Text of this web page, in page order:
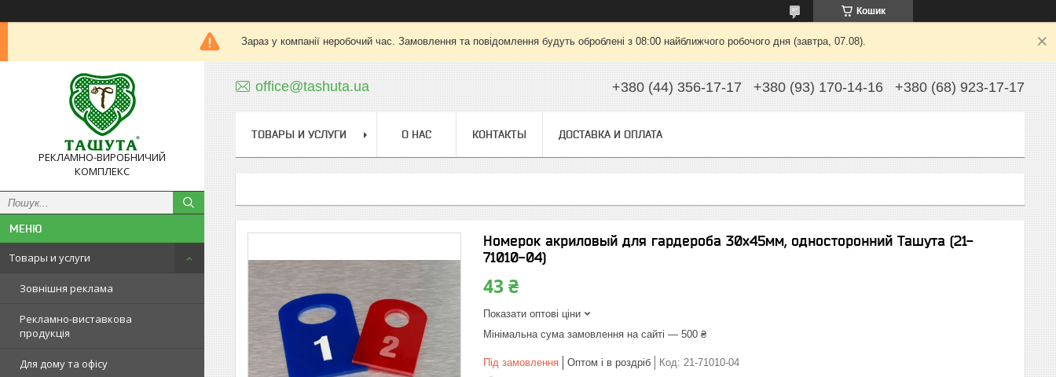
Кошик
Зараз у компанії неробочий час. Замовлення та повідомлення будуть оброблені з 08:00 найближчого робочого дня (завтра, 07.08).
РЕКЛАМНО-ВИРОБНИЧИЙ
КОМПЛЕКС
Товары и услуги
Зовнішня реклама
Рекламно-виставкова
продукція
Для дому та офісу
office@tashuta.ua +380 (44) 356-17-17 +380 (93) 170-14-16 +380 (68) 923-17-17
ТОВАРЫ И УСЛУГИ О НАС КОНТАКТЫ ДОСТАВКА И ОПЛАТА
Номерок акриловый для гардероба 30х45мм, односторонний Ташута (21-
71010-04)
43 ₴
Показати оптові ціни
Мінімальна сума замовлення на сайті — 500 ₴
Під замовлення Оптом і в роздріб Код: 21-71010-04